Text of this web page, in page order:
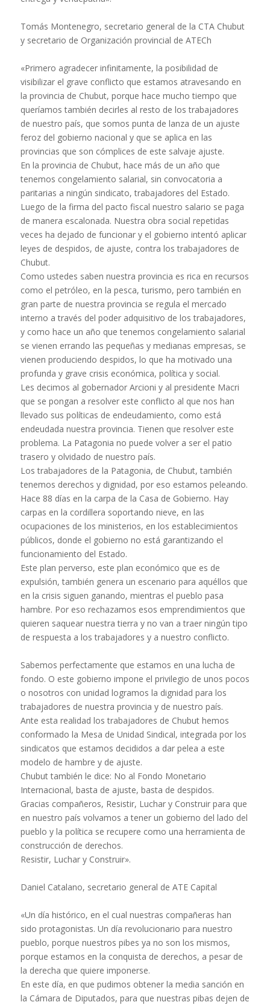
Tomás Montenegro, secretario general de la CTA Chubut
y secretario de Organización provincial de ATECh
«Primero agradecer infinitamente, la posibilidad de
visibilizar el grave conflicto que estamos atravesando en
la provincia de Chubut, porque hace mucho tiempo que
queríamos también decirles al resto de los trabajadores
de nuestro país, que somos punta de lanza de un ajuste
feroz del gobierno nacional y que se aplica en las
provincias que son cómplices de este salvaje ajuste.
En la provincia de Chubut, hace más de un año que
tenemos congelamiento salarial, sin convocatoria a
paritarias a ningún sindicato, trabajadores del Estado.
Luego de la firma del pacto fiscal nuestro salario se paga
de manera escalonada. Nuestra obra social repetidas
veces ha dejado de funcionar y el gobierno intentó aplicar
leyes de despidos, de ajuste, contra los trabajadores de
Chubut.
Como ustedes saben nuestra provincia es rica en recursos
como el petróleo, en la pesca, turismo, pero también en
gran parte de nuestra provincia se regula el mercado
interno a través del poder adquisitivo de los trabajadores,
y como hace un año que tenemos congelamiento salarial
se vienen errando las pequeñas y medianas empresas, se
vienen produciendo despidos, lo que ha motivado una
profunda y grave crisis económica, política y social.
Les decimos al gobernador Arcioni y al presidente Macri
que se pongan a resolver este conflicto al que nos han
llevado sus políticas de endeudamiento, como está
endeudada nuestra provincia. Tienen que resolver este
problema. La Patagonia no puede volver a ser el patio
trasero y olvidado de nuestro país.
Los trabajadores de la Patagonia, de Chubut, también
tenemos derechos y dignidad, por eso estamos peleando.
Hace 88 días en la carpa de la Casa de Gobierno. Hay
carpas en la cordillera soportando nieve, en las
ocupaciones de los ministerios, en los establecimientos
públicos, donde el gobierno no está garantizando el
funcionamiento del Estado.
Este plan perverso, este plan económico que es de
expulsión, también genera un escenario para aquéllos que
en la crisis siguen ganando, mientras el pueblo pasa
hambre. Por eso rechazamos esos emprendimientos que
quieren saquear nuestra tierra y no van a traer ningún tipo
de respuesta a los trabajadores y a nuestro conflicto.
Sabemos perfectamente que estamos en una lucha de
fondo. O este gobierno impone el privilegio de unos pocos
o nosotros con unidad logramos la dignidad para los
trabajadores de nuestra provincia y de nuestro país.
Ante esta realidad los trabajadores de Chubut hemos
conformado la Mesa de Unidad Sindical, integrada por los
sindicatos que estamos decididos a dar pelea a este
modelo de hambre y de ajuste.
Chubut también le dice: No al Fondo Monetario
Internacional, basta de ajuste, basta de despidos.
Gracias compañeros, Resistir, Luchar y Construir para que
en nuestro país volvamos a tener un gobierno del lado del
pueblo y la política se recupere como una herramienta de
construcción de derechos.
Resistir, Luchar y Construir».
Daniel Catalano, secretario general de ATE Capital
«Un día histórico, en el cual nuestras compañeras han
sido protagonistas. Un día revolucionario para nuestro
pueblo, porque nuestros pibes ya no son los mismos,
porque estamos en la conquista de derechos, a pesar de
la derecha que quiere imponerse.
En este día, en que pudimos obtener la media sanción en
la Cámara de Diputados, para que nuestras pibas dejen de